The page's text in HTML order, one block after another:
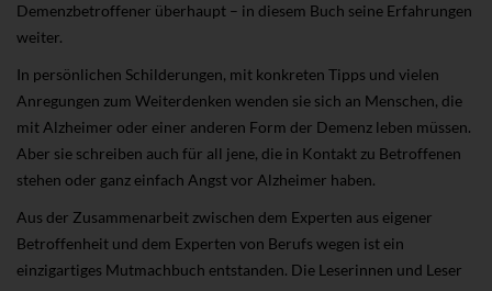
Demenzbetroffener überhaupt – in diesem Buch seine Erfahrungen
weiter.
In persönlichen Schilderungen, mit konkreten Tipps und vielen
Anregungen zum Weiterdenken wenden sie sich an Menschen, die
mit Alzheimer oder einer anderen Form der Demenz leben müssen.
Aber sie schreiben auch für all jene, die in Kontakt zu Betroffenen
stehen oder ganz einfach Angst vor Alzheimer haben.
Aus der Zusammenarbeit zwischen dem Experten aus eigener
Betroffenheit und dem Experten von Berufs wegen ist ein
einzigartiges Mutmachbuch entstanden. Die Leserinnen und Leser